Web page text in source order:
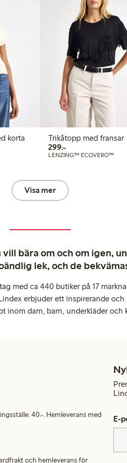
korta
Trikåtopp med fransar
299:-299,00 kr
LENZING™ ECOVERO™
Visa mer
bära om och om igen,
lek, och de
med ca 440 butiker på 17
erbjuder ett inspirerande
inom dam, barn, underkläder och
40:-. Hemleverans med
och hemleverans för
E-